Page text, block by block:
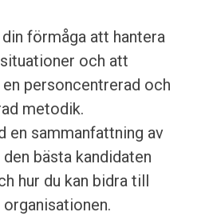
förmåga att hantera
och att
personcentrerad och
metodik.
en sammanfattning av
bästa kandidaten
hur du kan bidra till